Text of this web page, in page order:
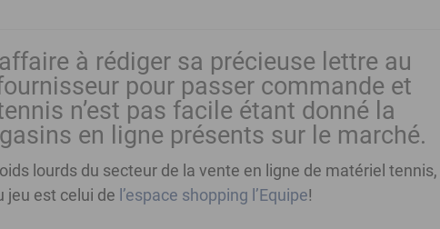
à rédiger sa précieuse lettre au
pour passer commande et
n’est pas facile étant donné la
en ligne présents sur le marché.
lourds du secteur de la vente en ligne de matériel tennis,
jeu est celui de l’espace shopping l’Equipe!